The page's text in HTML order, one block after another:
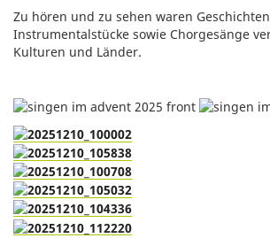
Zu hören und zu sehen waren
Instrumentalstücke sowie Chorgesänge
Kulturen und Länder.